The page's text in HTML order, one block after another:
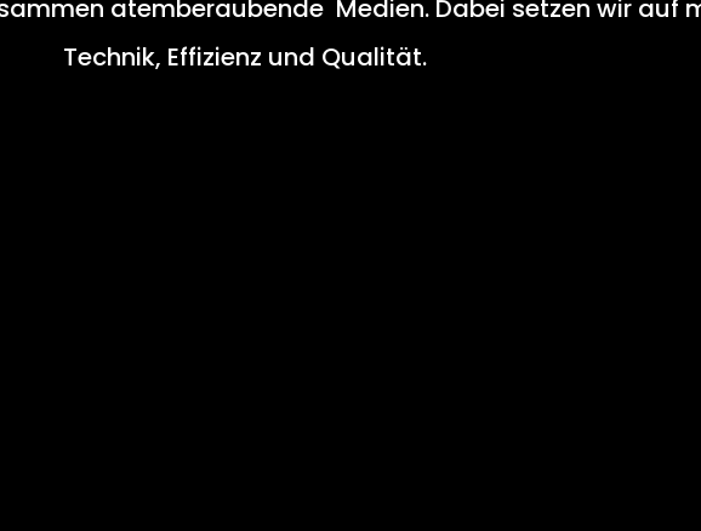
atemberaubende Medien. Dabei setzen wir auf
Technik, Effizienz und Qualität.